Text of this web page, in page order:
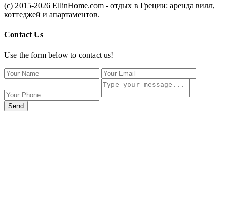
(c) 2015-2026 EllinHome.com - отдых в Греции: аренда вилл,
коттеджей и апартаментов.
Contact Us
Use the form below to contact us!
Send